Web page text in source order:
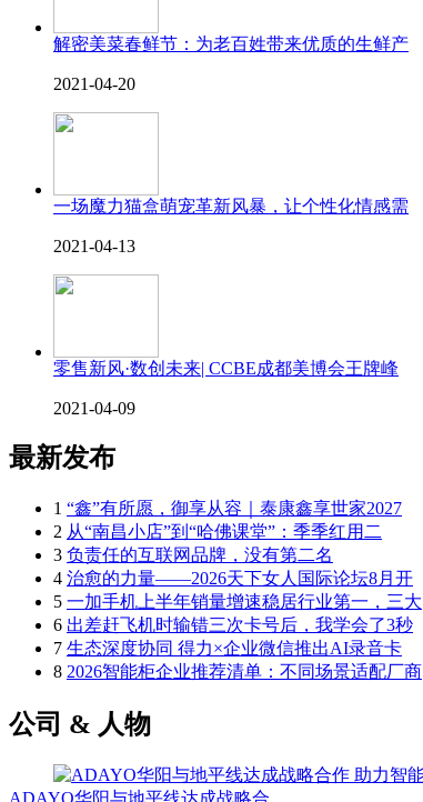
解密美菜春鲜节：为老百姓带来优质的生鲜产
2021-04-20
一场魔力猫盒萌宠革新风暴，让个性化情感需
2021-04-13
零售新风·数创未来| CCBE成都美博会王牌峰
2021-04-09
最新发布
1 “鑫”有所愿，御享从容｜泰康鑫享世家2027
2 从“南昌小店”到“哈佛课堂”：季季红用二
3 负责任的互联网品牌，没有第二名
4 治愈的力量——2026天下女人国际论坛8月开
5 一加手机上半年销量增速稳居行业第一，三大
6 出差赶飞机时输错三次卡号后，我学会了3秒
7 生态深度协同 得力×企业微信推出AI录音卡
8 2026智能柜企业推荐清单：不同场景适配厂商
公司 & 人物